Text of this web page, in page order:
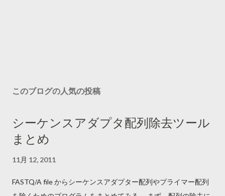
このブログの人気の投稿
シーケンスアダプタ配列除去ツール
まとめ
11月 12, 2011
FASTQ/A file からシーケンスアダプター配列やプライマー配列